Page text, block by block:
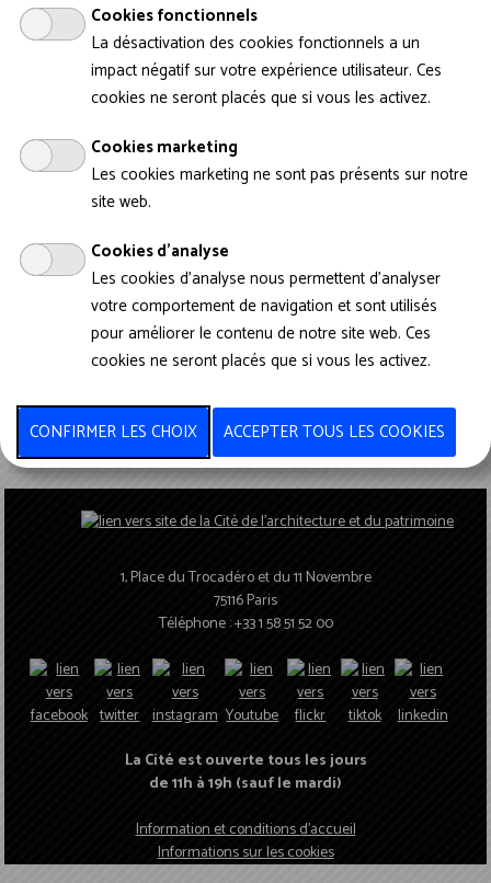
Se connecter
Identifiant
Mot de passe
Se souvenir de moi
» Créer un compte
» Mot de passe oublié ?
1, Place du Trocadéro et du 11 Novembre
75116 Paris
Téléphone : +33 1 58 51 52 00
La Cité est ouverte tous les jours
de 11h à 19h (sauf le mardi)
Information et conditions d'accueil
Informations sur les cookies
Cookies fonctionnels
La désactivation des cookies fonctionnels a un
impact négatif sur votre expérience utilisateur. Ces
cookies ne seront placés que si vous les activez.
Cookies marketing
Les cookies marketing ne sont pas présents sur notre
site web.
Cookies d'analyse
Les cookies d'analyse nous permettent d'analyser
votre comportement de navigation et sont utilisés
pour améliorer le contenu de notre site web. Ces
cookies ne seront placés que si vous les activez.